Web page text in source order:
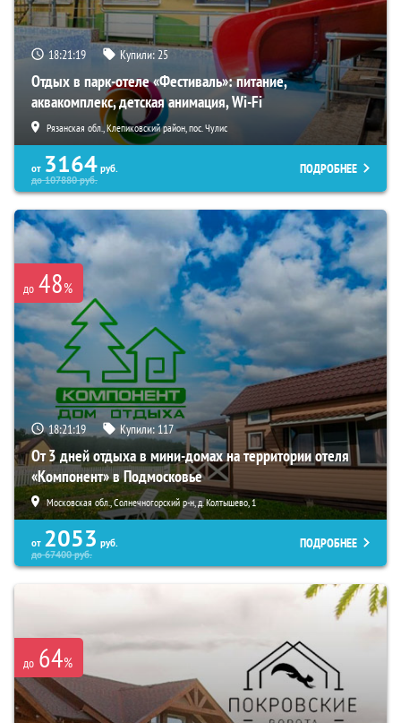
18:21:18 Купили:25
Отдых в парк-отеле «Фестиваль»: питание,
аквакомплекс, детская анимация, Wi-Fi
Рязанская обл., Клепиковский район, пос. Чулис
от 3164 руб.
до107880руб.
ПОДРОБНЕЕ
до 48%
18:21:18 Купили: 117
От 3 дней отдыха в мини-домах на территории отеля
«Компонент» в Подмосковье
Московская обл., Солнечногорский р-н, д. Колтышево, 1
от 2053 руб.
до67400руб.
ПОДРОБНЕЕ
до 64%